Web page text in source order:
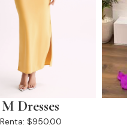
M Dresses
Renta: $950.00